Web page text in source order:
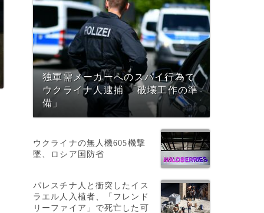
独軍需メーカーへのスパイ行為で
ウクライナ人逮捕 「破壊工作の準
備」
ウクライナの無人機605機撃
墜、ロシア国防省
パレスチナ人と衝突したイス
ラエル人入植者、「フレンド
リーファイア」で死亡した可